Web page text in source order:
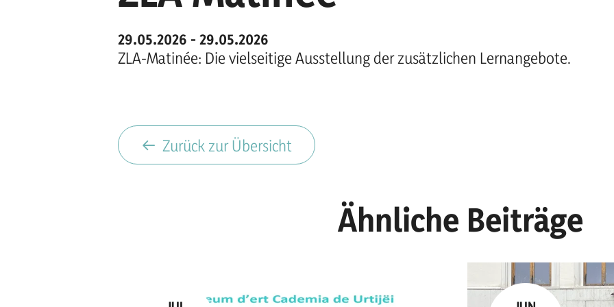
29.05.2026 - 29.05.2026
ZLA-Matinée: Die vielseitige Ausstellung der zusätzlichen Lernangebote.
Zurück zur Übersicht
Ähnliche Beiträge